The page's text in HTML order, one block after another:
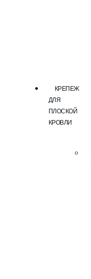
КРЕПЕЖ
ДЛЯ
ПЛОСКОЙ
КРОВЛИ